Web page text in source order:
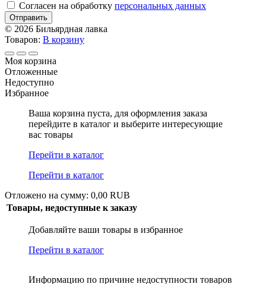
Cогласен на обработку персональных данных
Отправить
© 2026 Бильярдная лавка
Товаров: В корзину
Моя корзина
Отложенные
Недоступно
Избранное
Ваша корзина пуста, для оформления заказа
перейдите в каталог и выберите интересующие
вас товары
Перейти в каталог
Перейти в каталог
Отложено на сумму: 0,00 RUB
Товары, недоступные к заказу
Добавляйте ваши товары в избранное
Перейти в каталог
Информацию по причине недоступности товаров